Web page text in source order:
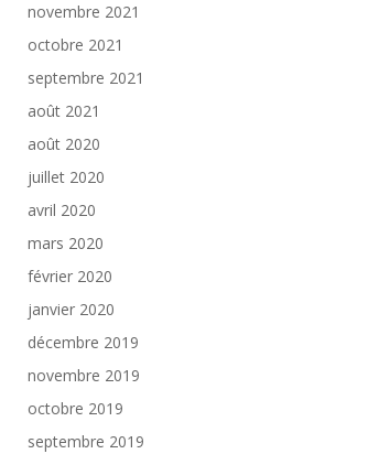
novembre 2021
octobre 2021
septembre 2021
août 2021
août 2020
juillet 2020
avril 2020
mars 2020
février 2020
janvier 2020
décembre 2019
novembre 2019
octobre 2019
septembre 2019